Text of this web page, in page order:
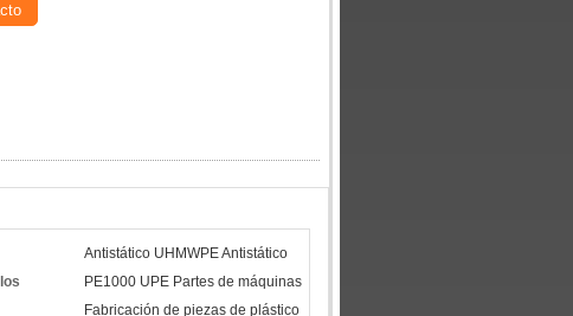
Antistático UHMWPE Antistático
PE1000 UPE Partes de máquinas
Fabricación de piezas de plástico